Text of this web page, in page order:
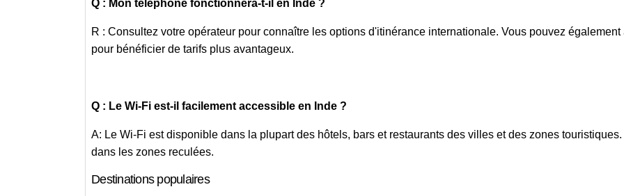
Q : Mon téléphone fonctionnera-t-il en Inde ?
R : Consultez votre opérateur pour connaître les options d'itinérance internationale. Vous pouvez
pour bénéficier de tarifs plus avantageux.
Q : Le Wi-Fi est-il facilement accessible en Inde ?
A: Le Wi-Fi est disponible dans la plupart des hôtels, bars et restaurants des villes et des zones
dans les zones reculées.
Destinations populaires